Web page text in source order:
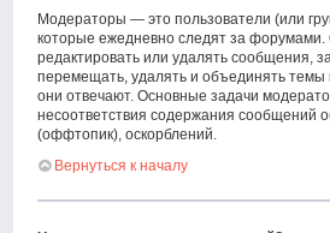
Модераторы — это пользователи (или
которые ежедневно следят за
редактировать или удалять сообщения,
перемещать, удалять и объединять
они отвечают. Основные задачи
несоответствия содержания сообщений
(оффтопик), оскорблений.
Вернуться к началу